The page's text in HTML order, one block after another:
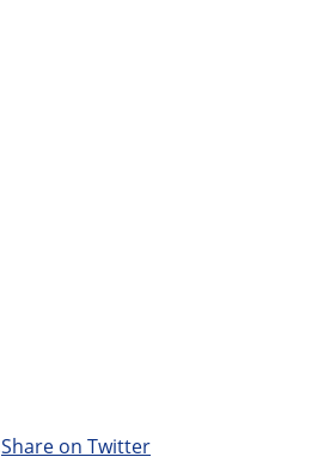
Share on Twitter